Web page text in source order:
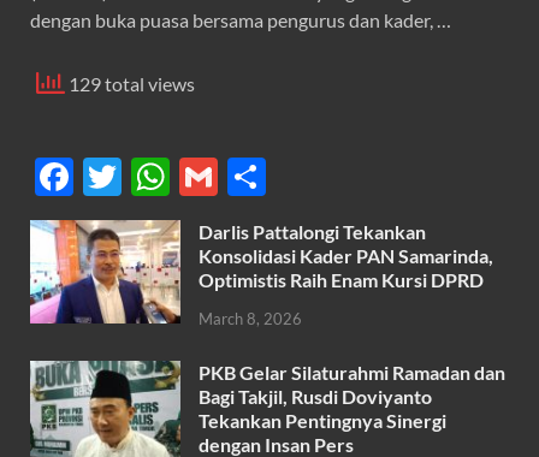
dengan buka puasa bersama pengurus dan kader, …
129 total views
F
ac
e
b
o
o
k
T
w
itt
er
W
h
at
s
A
p
p
G
m
ail
h
ar
e
Darlis Pattalongi Tekankan
Konsolidasi Kader PAN Samarinda,
Optimistis Raih Enam Kursi DPRD
March 8, 2026
PKB Gelar Silaturahmi Ramadan dan
Bagi Takjil, Rusdi Doviyanto
Tekankan Pentingnya Sinergi
dengan Insan Pers